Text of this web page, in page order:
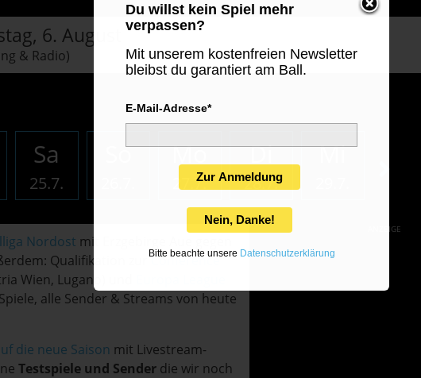
6. August
& Radio)
Sa
25.7.
So Mo
27.7.
Di
28.7.
Mi
Nordost mit Erzgebirge Aue gegen
Qualifikation zurConference
Wien, Lugano) und
alle Sender & Streams von heute
die neue Saison mit Livestream-
Testspiele und Sender die wir noch
ANZEIGE
Du willst kein Spiel mehr
verpassen?
Mit unserem kostenfreien Newsletter
bleibst du garantiert am Ball.
E-Mail-Adresse*
Zur Anmeldung
Nein, Danke!
Bitte beachte unsere Datenschutzerklärung